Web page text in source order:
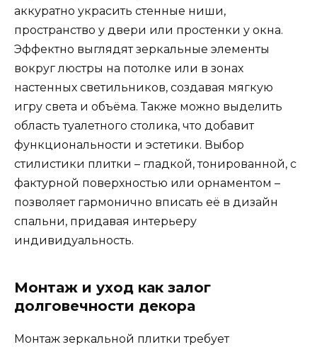
аккуратно украсить стенные ниши,
пространство у двери или простенки у окна.
Эффектно выглядят зеркальные элементы
вокруг люстры на потолке или в зонах
настенных светильников, создавая мягкую
игру света и объёма. Также можно выделить
область туалетного столика, что добавит
функциональности и эстетики. Выбор
стилистики плитки – гладкой, тонированной, с
фактурной поверхностью или орнаментом –
позволяет гармонично вписать её в дизайн
спальни, придавая интерьеру
индивидуальность.
Монтаж и уход как залог
долговечности декора
Монтаж зеркальной плитки требует